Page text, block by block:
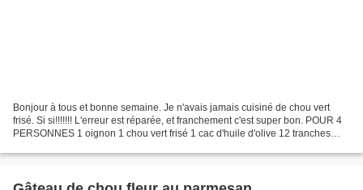
Bonjour à tous et bonne semaine. Je n'avais jamais cuisiné de chou vert
frisé. Si si!!!!!!! L'erreur est réparée, et franchement c'est super bon. POUR 4
PERSONNES 1 oignon 1 chou vert frisé 1 cac d'huile d'olive 12 tranches